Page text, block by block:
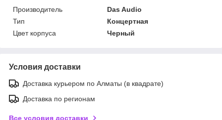
Производитель
Das Audio
Тип
Концертная
Цвет корпуса
Черный
Условия доставки
Доставка курьером по Алматы (в квадрате)
Доставка по регионам
Все условия доставки